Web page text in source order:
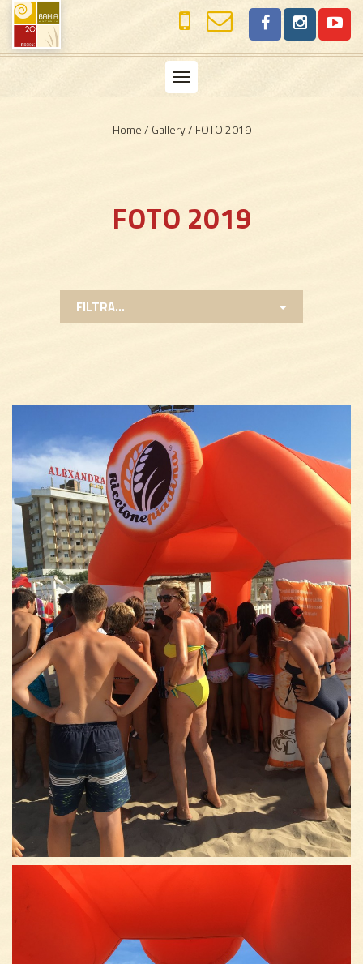
Toggle
navigation
Home/ Gallery/ FOTO 2019
FOTO 2019
FILTRA...